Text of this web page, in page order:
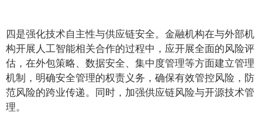
四是强化技术自主性与供应链安全。金融机构在与外部机
构开展人工智能相关合作的过程中，应开展全面的风险评
估，在外包策略、数据安全、集中度管理等方面建立管理
机制，明确安全管理的权责义务，确保有效管控风险，防
范风险的跨业传递。同时，加强供应链风险与开源技术管
理。